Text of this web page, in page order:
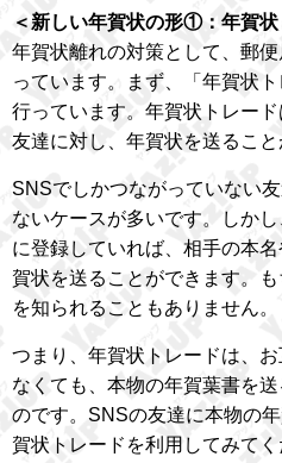
＜新しい年賀状の形①：年賀状
年賀状離れの対策として、郵
っています。まず、「年賀状
行っています。年賀状トレー
友達に対し、年賀状を送ること
SNSでしかつながっていない
ないケースが多いです。しか
に登録していれば、相手の本
賀状を送ることができます。
を知られることもありません。
つまり、年賀状トレードは、
なくても、本物の年賀葉書を
のです。SNSの友達に本物の
賀状トレードを利用してみてく